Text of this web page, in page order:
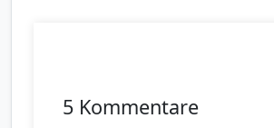
5 Kommentare